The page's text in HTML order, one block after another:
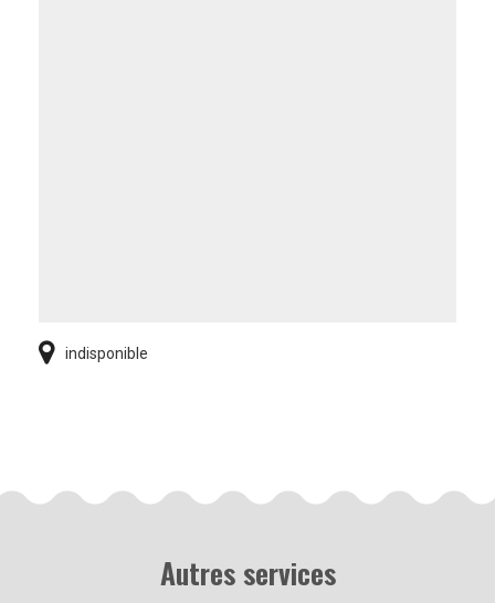
indisponible
Autres services